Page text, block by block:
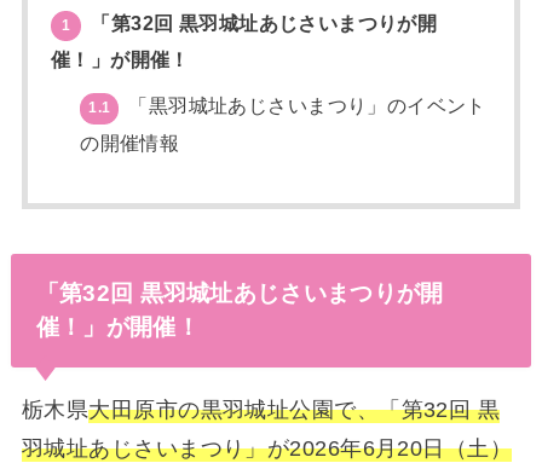
1
「第32回 黒羽城址あじさいまつりが開
催！」が開催！
1.1
「黒羽城址あじさいまつり」のイベント
の開催情報
「第32回 黒羽城址あじさいまつりが開
催！」が開催！
栃木県大田原市の黒羽城址公園で、「第32回 黒
羽城址あじさいまつり」が2026年6月20日（土）